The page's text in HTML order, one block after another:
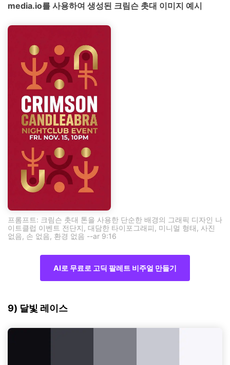
media.io를 사용하여 생성된 크림슨 촛대 이미지 예시
프롬프트: 크림슨 촛대 톤을 사용한 단순한 배경의 그래픽 디자인 나
이트클럽 이벤트 전단지, 대담한 타이포그래피, 미니멀 형태, 사진
없음, 손 없음, 환경 없음 --ar 9:16
AI로 무료로 고딕 팔레트 비주얼 만들기
9) 달빛 레이스